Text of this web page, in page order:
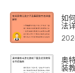
如
法
奥
装